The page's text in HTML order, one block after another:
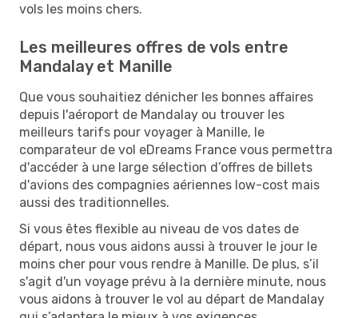
vols les moins chers.
Les meilleures offres de vols entre
Mandalay et Manille
Que vous souhaitiez dénicher les bonnes affaires
depuis l'aéroport de Mandalay ou trouver les
meilleurs tarifs pour voyager à Manille, le
comparateur de vol eDreams France vous permettra
d'accéder à une large sélection d’offres de billets
d'avions des compagnies aériennes low-cost mais
aussi des traditionnelles.
Si vous êtes flexible au niveau de vos dates de
départ, nous vous aidons aussi à trouver le jour le
moins cher pour vous rendre à Manille. De plus, s’il
s'agit d'un voyage prévu à la dernière minute, nous
vous aidons à trouver le vol au départ de Mandalay